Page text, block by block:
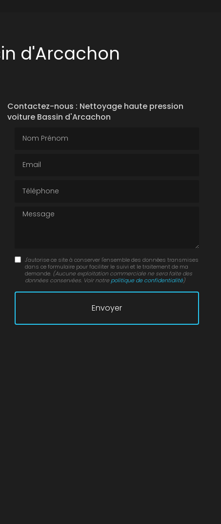
d'Arcachon
Contactez-nous : Nettoyage haute pression
voiture Bassin d'Arcachon
Message
J'autorise ce site à conserver l'ensemble des données transmises
dans ce formulaire pour faciliter le suivi et le traitement de ma
demande. (Aucune exploitation commerciale ne sera faite des
données conservées. Voir notre politique de confidentialité)